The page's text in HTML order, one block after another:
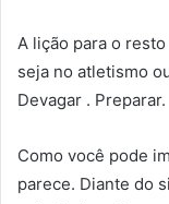
A lição para o
seja no atletismo
Devagar . Preparar.
Como você pode
parece. Diante do